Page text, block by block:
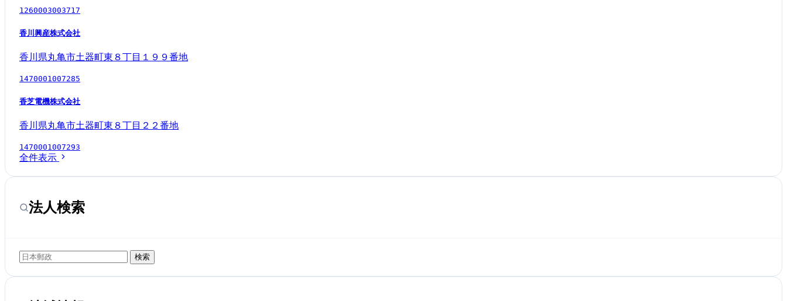
1260003003717
香川興産株式会社
香川県丸亀市土器町東８丁目１９９番地
1470001007285
香芝電機株式会社
香川県丸亀市土器町東８丁目２２番地
1470001007293
全件表示
法人検索
検索